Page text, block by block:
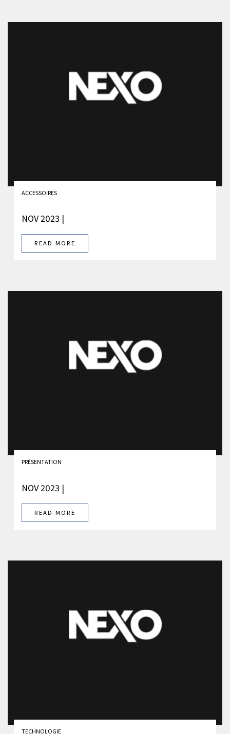
ACCESSOIRES
NOV 2023 |
READ MORE
PRÉSENTATION
NOV 2023 |
READ MORE
TECHNOLOGIE